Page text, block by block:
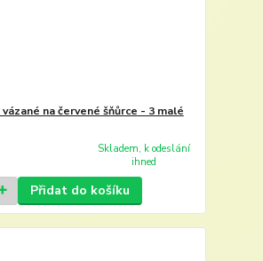
na červené šňůrce - 3 malé
Skladem, k odeslání
ihned
Přidat do košíku